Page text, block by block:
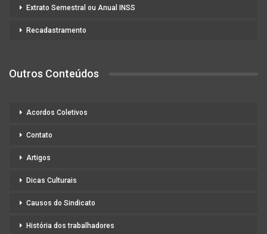
Extrato Semestral ou Anual INSS
Recadastramento
Outros Conteúdos
Acordos Coletivos
Contato
Artigos
Dicas Culturais
Causos do Sindicato
História dos trabalhadores